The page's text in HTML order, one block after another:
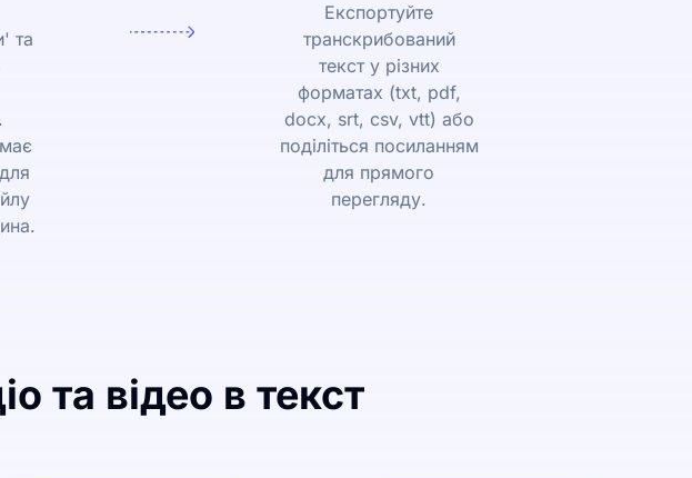
та
Експортуйте
транскрибований
текст у різних
форматах (txt, pdf,
docx, srt, csv, vtt) або
поділіться посиланням
для прямого
перегляду.
та відео в текст